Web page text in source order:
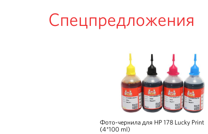
Спецпредложения
Фото-чернила для HP 178 Lucky Print
(4*100 ml)